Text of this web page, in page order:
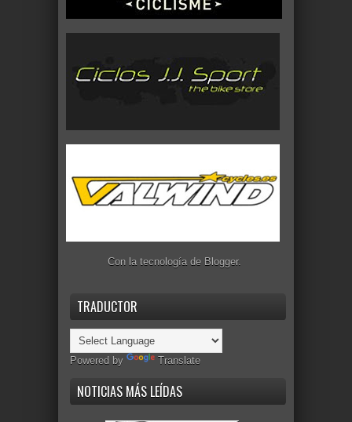
Con la tecnología de Blogger.
TRADUCTOR
Powered by Translate
NOTICIAS MÁS LEÍDAS